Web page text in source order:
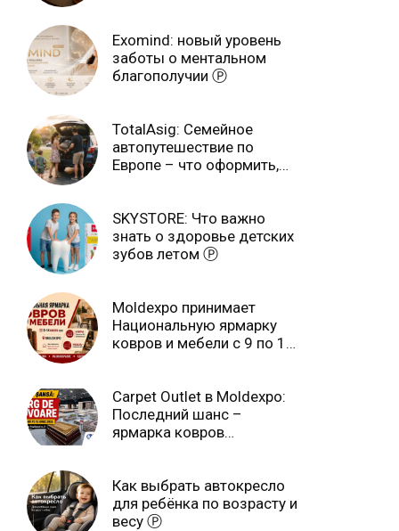
Exomind: новый уровень
заботы о ментальном
благополучии Ⓟ
TotalAsig: Семейное
автопутешествие по
Европе – что оформить,
SKYSTORE: Что важно
знать о здоровье детских
зубов летом Ⓟ
Moldexpo принимает
Национальную ярмарку
ковров и мебели с 9 по 14
Carpet Outlet в Moldexpo:
Последний шанс –
ярмарка ковров
Как выбрать автокресло
для ребёнка по возрасту и
весу Ⓟ